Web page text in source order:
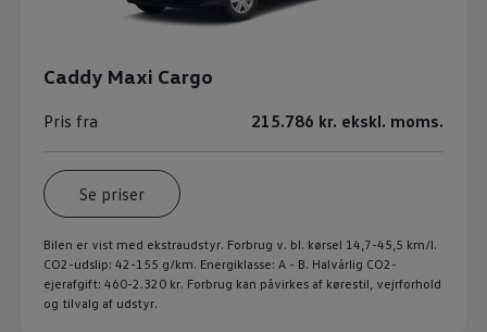
Caddy Maxi Cargo
Pris fra 215.786 kr. ekskl. moms.
Se priser
Bilen er vist med ekstraudstyr. Forbrug v. bl. kørsel 14,7-45,5 km/l.
CO2-udslip: 42-155 g/km. Energiklasse: A - B. Halvårlig CO2-
ejerafgift: 460-2.320 kr. Forbrug kan påvirkes af kørestil, vejrforhold
og tilvalg af udstyr.